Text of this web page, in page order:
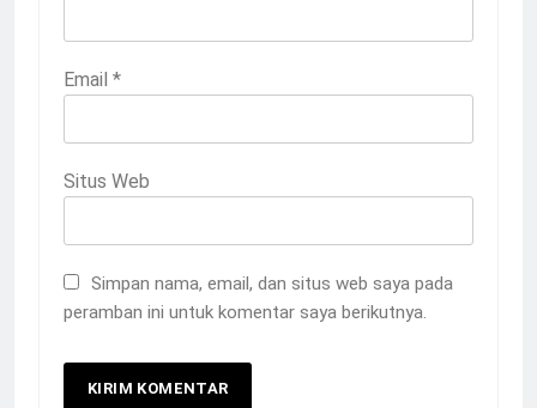
Email *
Situs Web
Simpan nama, email, dan situs web saya pada
peramban ini untuk komentar saya berikutnya.